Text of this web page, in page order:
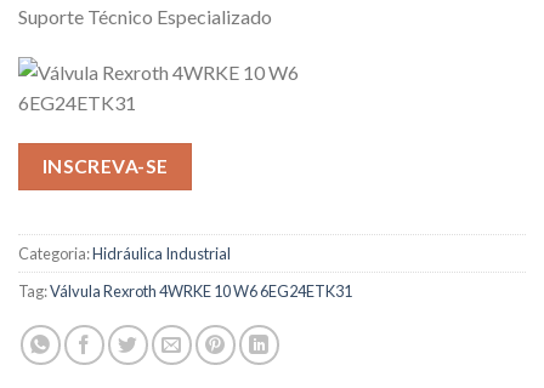
Suporte Técnico Especializado
INSCREVA-SE
Categoria:Hidráulica Industrial
Tag:Válvula Rexroth 4WRKE 10 W6 6EG24ETK31